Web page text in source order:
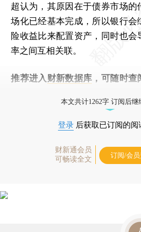
超认为，其原因在于债券市场的
场化已经基本完成，所以银行会
险收益比来配置资产，同时也会
率之间互相关联。
推荐进入 财新数据库 ，可随时
本文共计1262字 订阅后继
登录 后获取已订阅的阅
财新通会员
可畅读全文
订阅/会员